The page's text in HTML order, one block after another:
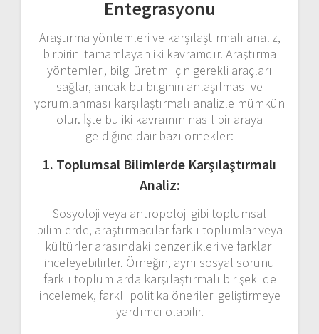
Entegrasyonu
Araştırma yöntemleri ve karşılaştırmalı analiz,
birbirini tamamlayan iki kavramdır. Araştırma
yöntemleri, bilgi üretimi için gerekli araçları
sağlar, ancak bu bilginin anlaşılması ve
yorumlanması karşılaştırmalı analizle mümkün
olur. İşte bu iki kavramın nasıl bir araya
geldiğine dair bazı örnekler:
1. Toplumsal Bilimlerde Karşılaştırmalı
Analiz:
Sosyoloji veya antropoloji gibi toplumsal
bilimlerde, araştırmacılar farklı toplumlar veya
kültürler arasındaki benzerlikleri ve farkları
inceleyebilirler. Örneğin, aynı sosyal sorunu
farklı toplumlarda karşılaştırmalı bir şekilde
incelemek, farklı politika önerileri geliştirmeye
yardımcı olabilir.